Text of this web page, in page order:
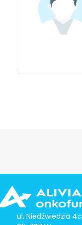
ul. Niedźwiedzia 4c